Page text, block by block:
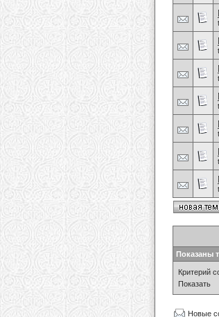
Показаны
Критерий
Показать
Новые